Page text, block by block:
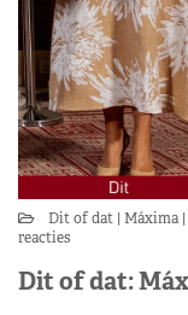
Dit of dat Máxima
reacties
Dit of dat: